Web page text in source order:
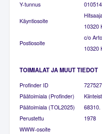
Y-tunnus
Käyntiosoite
10320
Postiosoite
c/o
10320
TOIMIALAT JA MUUT TIEDOT
Profinder ID
Päätoimiala (Profinder)
Päätoimiala (TOL2025)
68310.
Perustettu
1978
WWW-osoite